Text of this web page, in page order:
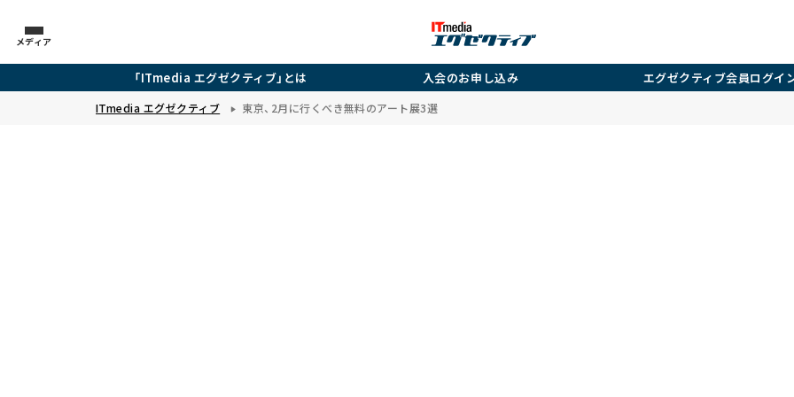
メディア
「ITmedia エグゼクティブ」とは 入会のお申し込み エグゼクティブ会員ログイ
ITmedia エグゼクティブ 東京、2月に行くべき無料のアート展3選